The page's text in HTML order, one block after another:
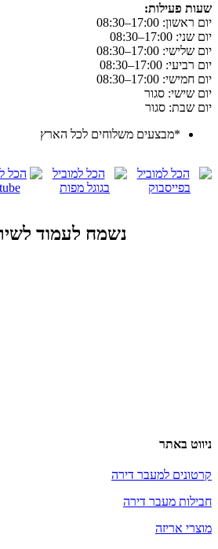
שעות פעילות:
יום ראשון: 17:00–08:30
יום שני: 17:00–08:30
יום שלישי: 17:00–08:30
יום רביעי: 17:00–08:30
יום חמישי: 17:00–08:30
יום שישי: סגור
יום שבת: סגור
*מבצעים משלוחים לכל הארץ
נשמח לעמוד
ניווט באתר
קרטונים למעבר דירה
חבילות מעבר דירה
מוצרי אריזה